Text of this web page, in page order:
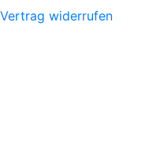
Vertrag widerrufen